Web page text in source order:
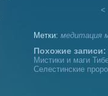
<
Метки: медитация
Похожие записи:
Мистики и маги
Селестинские